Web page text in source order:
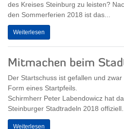
des Kreises Steinburg zu leisten?
den Sommerferien 2018 ist das...
Weiterlesen
Mitmachen beim
Der Startschuss ist gefallen und zwar
Form eines Startpfeils.
Schirmherr Peter Labendowicz hat
Steinburger Stadtradeln 2018
Weiterlesen